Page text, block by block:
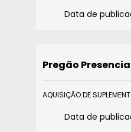
Data de
Pregão
AQUISIÇÃO DE
Data de